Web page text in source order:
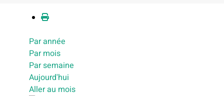
Par année
Par mois
Par semaine
Aujourd'hui
Aller au mois